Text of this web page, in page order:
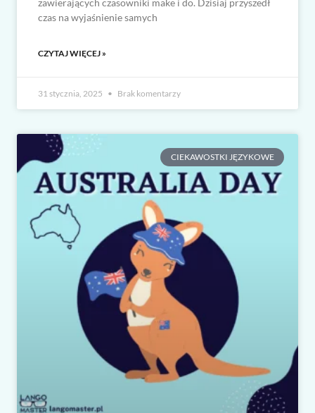
zawierających czasowniki make i do. Dzisiaj przyszedł
czas na wyjaśnienie samych
CZYTAJ WIĘCEJ »
31 stycznia, 2025 Brak komentarzy
CIEKAWOSTKI JĘZYKOWE